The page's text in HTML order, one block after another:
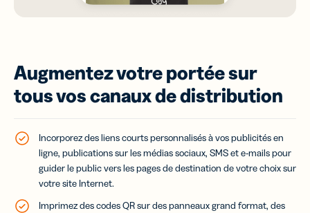
Augmentez votre portée sur
tous vos canaux de distribution
Incorporez des liens courts personnalisés à vos publicités en
ligne, publications sur les médias sociaux, SMS et e-mails pour
guider le public vers les pages de destination de votre choix sur
votre site Internet.
Imprimez des codes QR sur des panneaux grand format, des